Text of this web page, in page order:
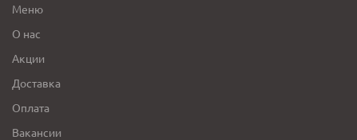
Меню
О нас
Акции
Доставка
Оплата
Вакансии